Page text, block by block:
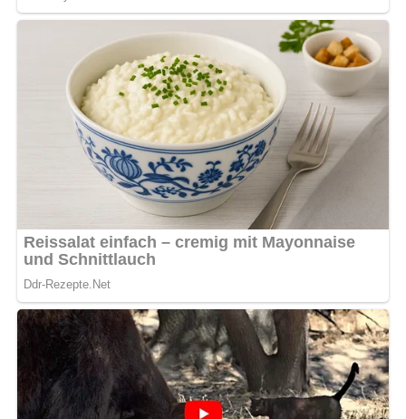
[Nach: Unser grosses Kochbuch » Verlag für die Frau Leipzig, DDR]
Jetzt Sterne vergeben – Rezept
bewerten